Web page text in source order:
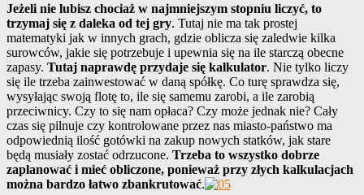
Jeżeli nie lubisz chociaż w najmniejszym stopniu liczyć, to
trzymaj się z daleka od tej gry. Tutaj nie ma tak prostej
matematyki jak w innych grach, gdzie oblicza się zaledwie kilka
surowców, jakie się potrzebuje i upewnia się na ile starczą obecne
zapasy. Tutaj naprawdę przydaje się kalkulator. Nie tylko liczy
się ile trzeba zainwestować w daną spółkę. Co turę sprawdza się,
wysyłając swoją flotę to, ile się samemu zarobi, a ile zarobią
przeciwnicy. Czy to się nam opłaca? Czy może jednak nie? Cały
czas się pilnuje czy kontrolowane przez nas miasto-państwo ma
odpowiednią ilość gotówki na zakup nowych statków, jak stare
będą musiały zostać odrzucone. Trzeba to wszystko dobrze
zaplanować i mieć obliczone, ponieważ przy złych kalkulacjach
można bardzo łatwo zbankrutować.